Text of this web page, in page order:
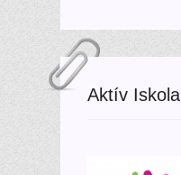
Aktív Iskola